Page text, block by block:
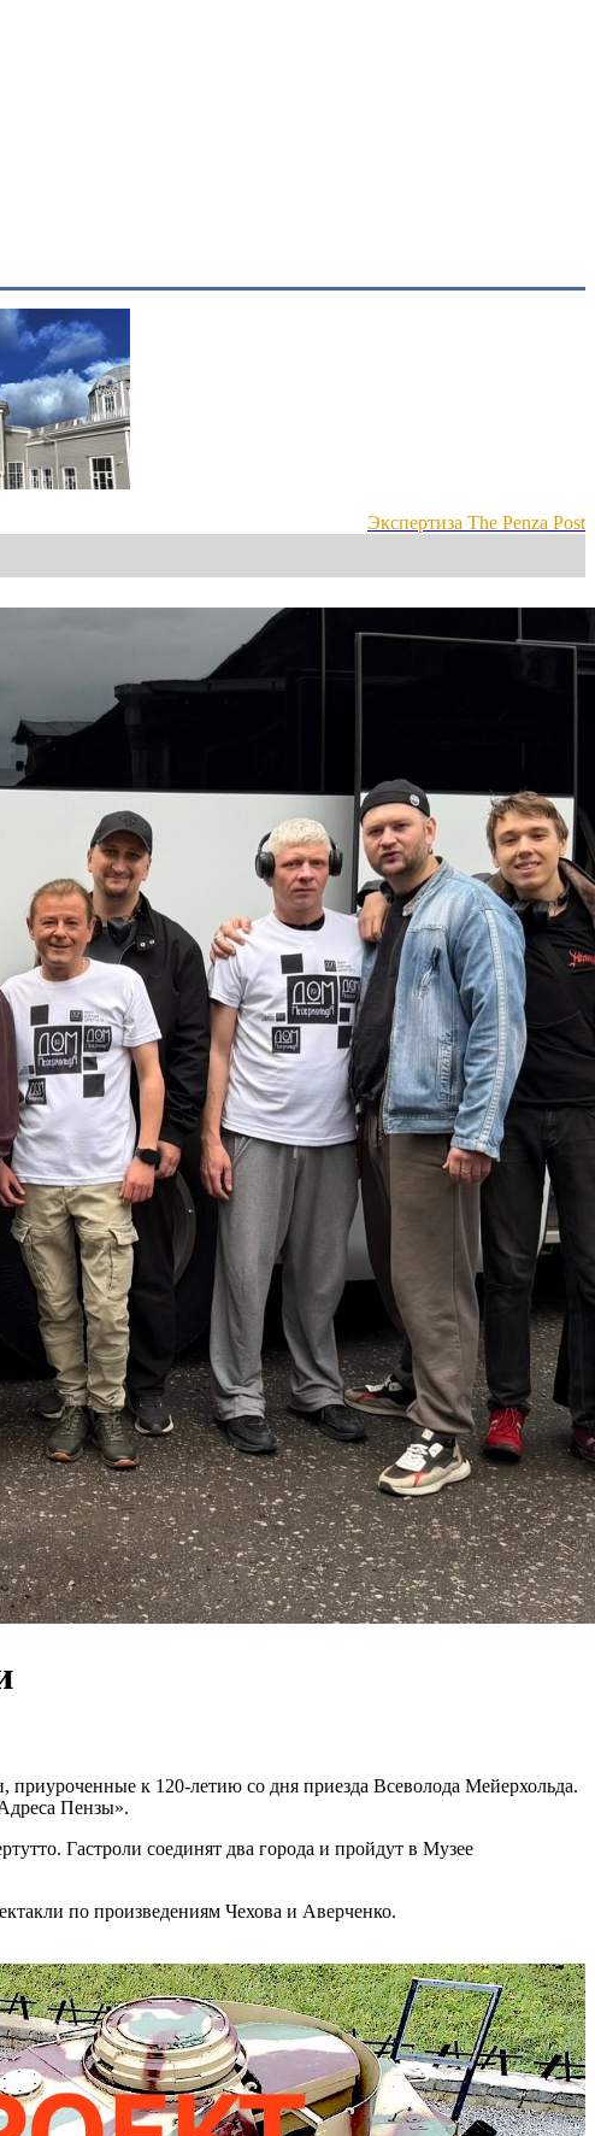
Экспертиза The Penza Post
приуроченные к 120-летию со дня приезда Всеволода Мейерхольда.
Пензы».
Гастроли соединят два города и пройдут в Музее
по произведениям Чехова и Аверченко.